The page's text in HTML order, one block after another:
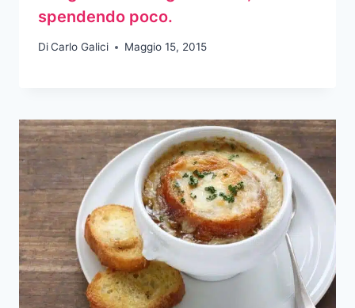
spendendo poco.
DiCarlo Galici Maggio 15, 2015